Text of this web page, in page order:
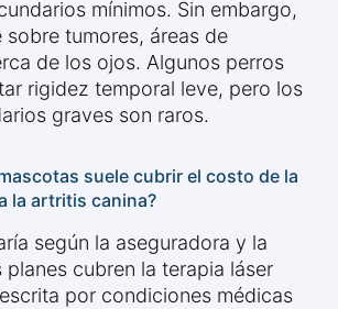
mínimos. Sin embargo,
sobre tumores, áreas de
de los ojos. Algunos perros
rigidez temporal leve, pero los
graves son raros.
suele cubrir el costo de la
la artritis canina?
según la aseguradora y la
cubren la terapia láser
por condiciones médicas